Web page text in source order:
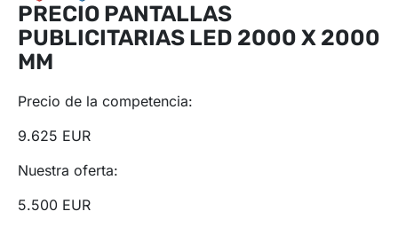
PRECIO PANTALLAS
PUBLICITARIAS LED 2000 X 2000
MM
Precio de la competencia:
9.625 EUR
Nuestra oferta:
5.500 EUR